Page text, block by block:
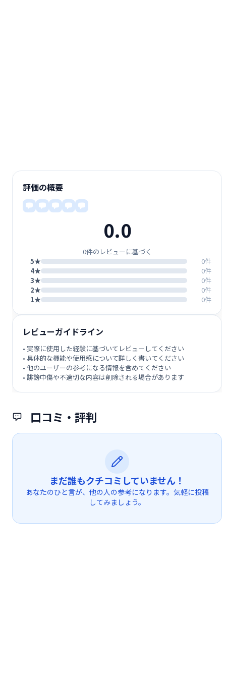
口コミ・評判
まだ誰もクチコミしていません！
あなたのひと言が、他の人の参考になります。気軽に投稿
してみましょう。
評価の概要
0.0
0件のレビューに基づく
5★
0件
4★
0件
3★
0件
2★
0件
1★
0件
レビューガイドライン
• 実際に使用した経験に基づいてレビューしてください
• 具体的な機能や使用感について詳しく書いてください
• 他のユーザーの参考になる情報を含めてください
• 誹謗中傷や不適切な内容は削除される場合があります